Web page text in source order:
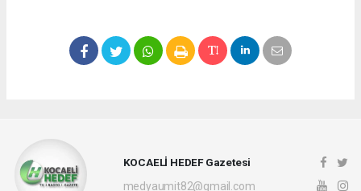
KOCAELİ HEDEF Gazetesi
medyaumit82@gmail.com